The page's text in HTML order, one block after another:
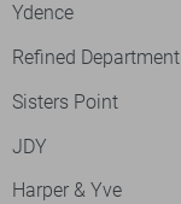
Ydence
Refined Department
Sisters Point
JDY
Harper & Yve